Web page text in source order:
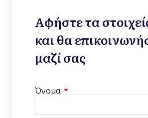
Αφήστε τα
και θα
μαζί σας
Όνομα